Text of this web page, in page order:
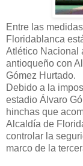
Entre las
Floridablanca
Atlético Nacional
antioqueño con
Gómez Hurtado.
Debido a la
estadio Álvaro
hinchas que
Alcaldía de
controlar la
marco de la